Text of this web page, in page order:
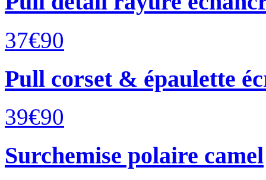
37€90
Pull corset & épaulette
39€90
Surchemise polaire camel